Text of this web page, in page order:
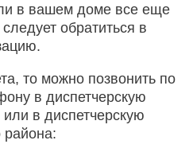
в вашем доме все еще
обратиться в
то можно позвонить по
в диспетчерскую
в диспетчерскую
района: